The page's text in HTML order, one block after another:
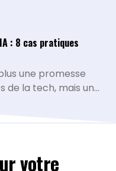
: 8 cas pratiques
une promesse
de la tech, mais une
À travers
votre